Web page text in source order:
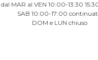
dal MAR al VEN 10:00-13:30
SAB 10:00-17:00
DOM e LUN chiuso